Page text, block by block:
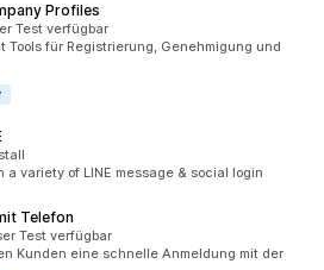
Profiles
Test verfügbar
Tools für Registrierung, Genehmigung und
a variety of LINE message & social login
Telefon
Test verfügbar
Kunden eine schnelle Anmeldung mit der